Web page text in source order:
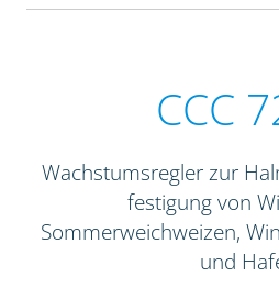
CCC
Wachstumsregler zur
festigung von
Sommerweichweizen,
und